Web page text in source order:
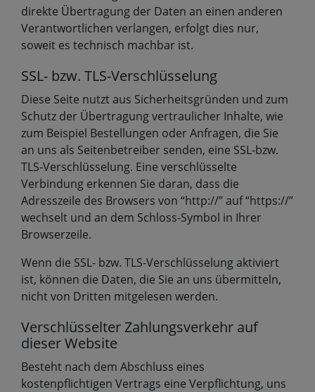
direkte Übertragung der Daten an einen anderen
Verantwortlichen verlangen, erfolgt dies nur,
soweit es technisch machbar ist.
SSL- bzw. TLS-Verschlüsselung
Diese Seite nutzt aus Sicherheitsgründen und zum
Schutz der Übertragung vertraulicher Inhalte, wie
zum Beispiel Bestellungen oder Anfragen, die Sie
an uns als Seitenbetreiber senden, eine SSL-bzw.
TLS-Verschlüsselung. Eine verschlüsselte
Verbindung erkennen Sie daran, dass die
Adresszeile des Browsers von “http://” auf “https://”
wechselt und an dem Schloss-Symbol in Ihrer
Browserzeile.
Wenn die SSL- bzw. TLS-Verschlüsselung aktiviert
ist, können die Daten, die Sie an uns übermitteln,
nicht von Dritten mitgelesen werden.
Verschlüsselter Zahlungsverkehr auf
dieser Website
Besteht nach dem Abschluss eines
kostenpflichtigen Vertrags eine Verpflichtung, uns